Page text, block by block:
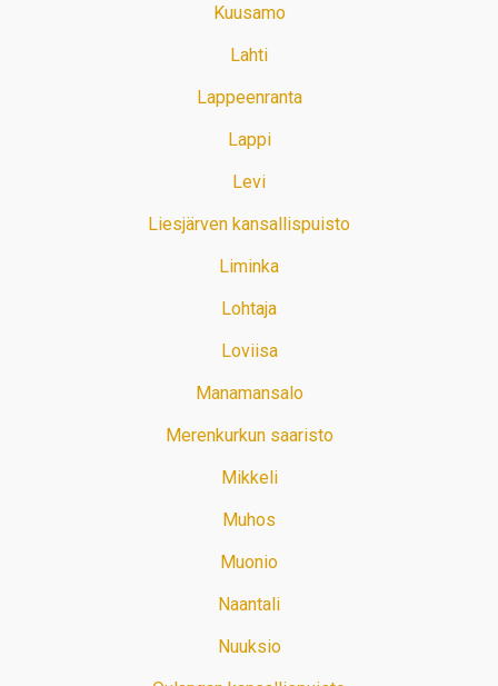
Kuusamo
Lahti
Lappeenranta
Lappi
Levi
Liesjärven kansallispuisto
Liminka
Lohtaja
Loviisa
Manamansalo
Merenkurkun saaristo
Mikkeli
Muhos
Muonio
Naantali
Nuuksio